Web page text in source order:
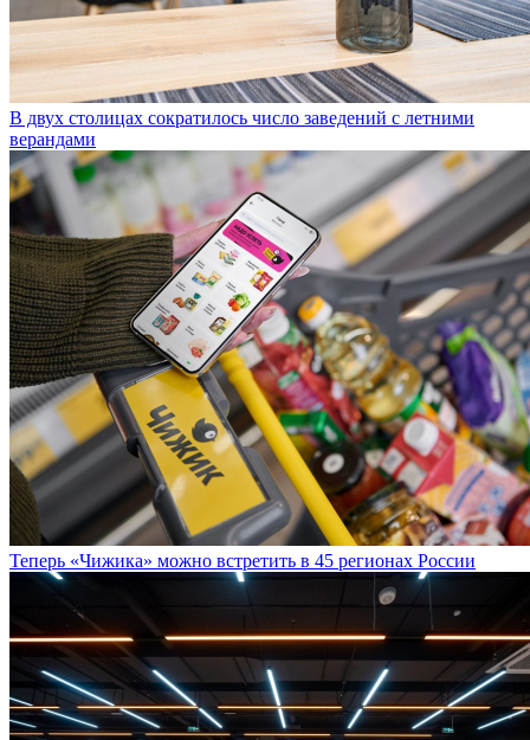
В двух столицах сократилось число заведений с летними
верандами
Теперь «Чижика» можно встретить в 45 регионах России